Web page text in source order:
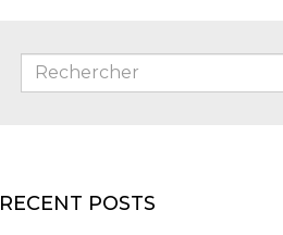
Rechercher:
RECENT POSTS